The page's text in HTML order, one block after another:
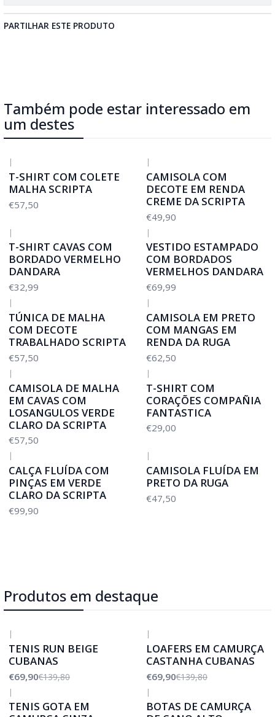
PARTILHAR ESTE PRODUTO
Também pode estar interessado em
um destes
|
T-SHIRT COM COLETE
MALHA SCRIPTA
€57,50
|
CAMISOLA COM
DECOTE EM RENDA
CREME DA SCRIPTA
€49,90
|
T-SHIRT CAVAS COM
BORDADO VERMELHO
DANDARA
€32,99
|
VESTIDO ESTAMPADO
COM BORDADOS
VERMELHOS DANDARA
€69,99
|
TÚNICA DE MALHA
COM DECOTE
TRABALHADO SCRIPTA
€57,50
|
CAMISOLA EM PRETO
COM MANGAS EM
RENDA DA RUGA
€62,50
|
CAMISOLA DE MALHA
EM CAVAS COM
LOSANGULOS VERDE
CLARO DA SCRIPTA
€57,50
|
T-SHIRT COM
CORAÇÕES COMPAÑIA
FANTASTICA
€29,00
|
CALÇA FLUÍDA COM
PINÇAS EM VERDE
CLARO DA SCRIPTA
€99,90
|
CAMISOLA FLUÍDA EM
PRETO DA RUGA
€47,50
Produtos em destaque
|
TENIS RUN BEIGE
CUBANAS
€69,90€139,80
|
LOAFERS EM CAMURÇA
CASTANHA CUBANAS
€69,90€139,80
|
TENIS GOTA EM
|
BOTAS DE CAMURÇA